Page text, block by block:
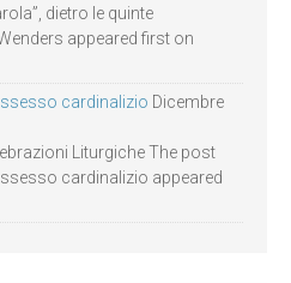
dietro le quinte
appeared first on
cardinalizio Dicembre
Liturgiche The post
cardinalizio appeared